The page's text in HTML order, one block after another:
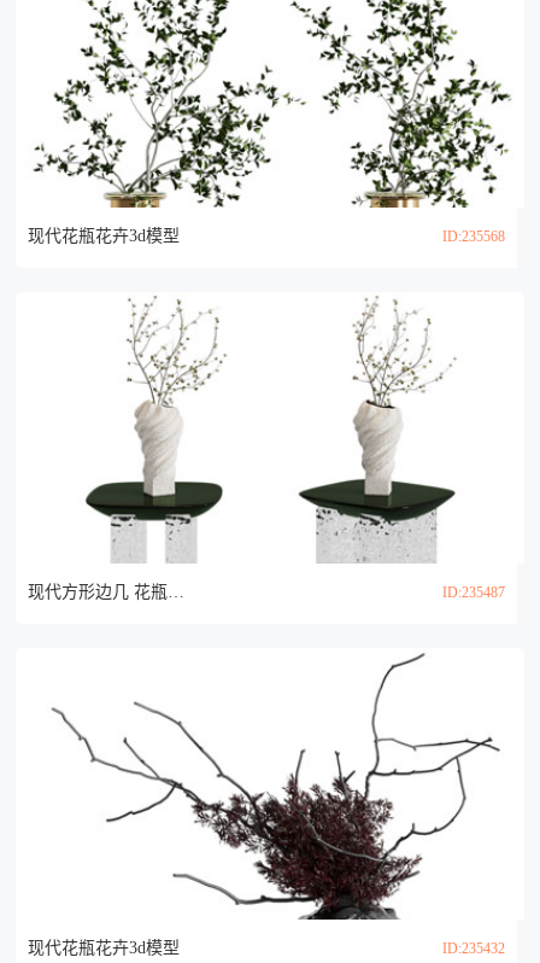
现代花瓶花卉3d模型 ID:235568
现代方形边几 花瓶花卉3d模型 ID:235487
现代花瓶花卉3d模型 ID:235432